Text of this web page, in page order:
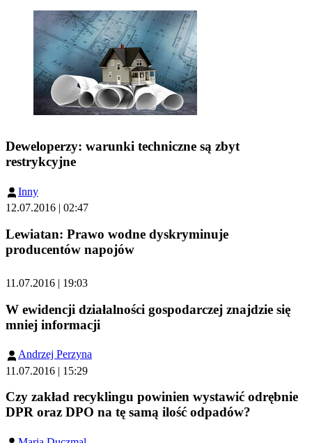
Deweloperzy: warunki techniczne są zbyt
restrykcyjne
Inny
12.07.2016 | 02:47
Lewiatan: Prawo wodne dyskryminuje
producentów napojów
11.07.2016 | 19:03
W ewidencji działalności gospodarczej znajdzie się
mniej informacji
Andrzej Perzyna
11.07.2016 | 15:29
Czy zakład recyklingu powinien wystawić odrębnie
DPR oraz DPO na tę samą ilość odpadów?